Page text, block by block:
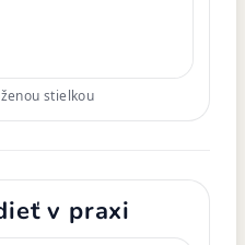
stielkou
v praxi